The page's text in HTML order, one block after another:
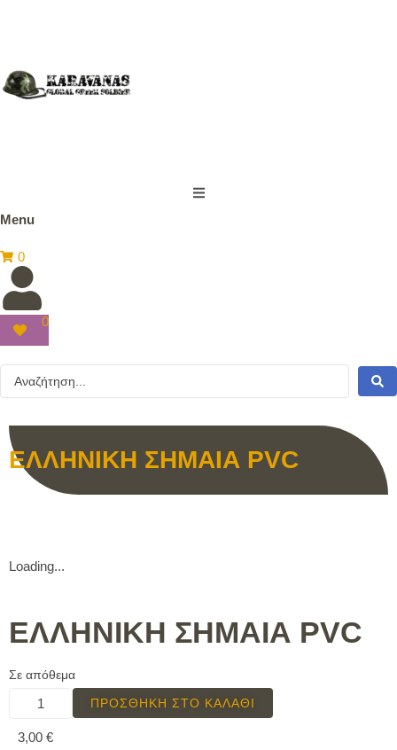
Menu
0
0
ΕΛΛΗΝΙΚΗ ΣΗΜΑΙΑ PVC
Loading...
ΕΛΛΗΝΙΚΗ ΣΗΜΑΙΑ PVC
Σε απόθεμα
ΠΡΟΣΘΉΚΗ ΣΤΟ ΚΑΛΆΘΙ
3,00 €